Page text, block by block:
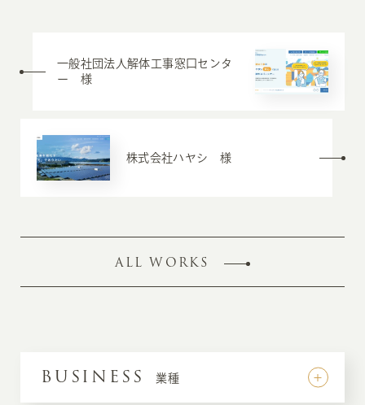
一般社団法人解体工事窓口センタ
ー 様
株式会社ハヤシ 様
ALL WORKS
BUSINESS 業種